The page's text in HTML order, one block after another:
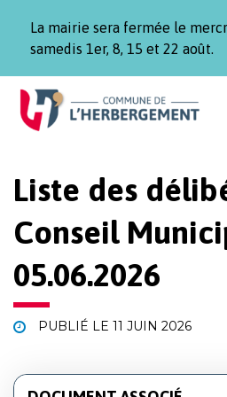
La mairie sera fermée le
samedis 1er, 8, 15 et 22 août.
Aller
Aller
contenu
Aller
pied
Liste des
Conseil
05.06.2026
PUBLIÉ LE 11 JUIN 2026